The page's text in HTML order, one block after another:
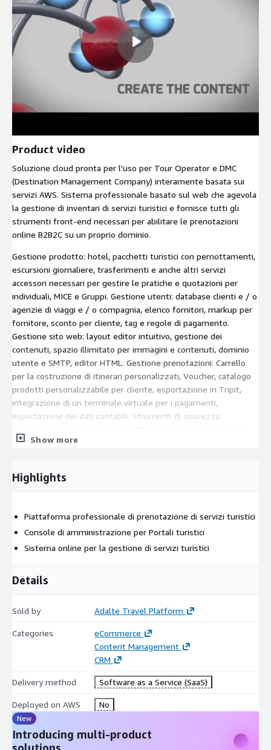
Product video
Soluzione cloud pronta per l'uso per Tour Operator e DMC
(Destination Management Company) interamente basata sui
servizi AWS. Sistema professionale basato sul web che agevola
la gestione di inventari di servizi turistici e fornisce tutti gli
strumenti front-end necessari per abilitare le prenotazioni
online B2B2C su un proprio dominio.
Gestione prodotto: hotel, pacchetti turistici con pernottamenti,
escursioni giornaliere, trasferimenti e anche altri servizi
accessori necessari per gestire le pratiche e quotazioni per
individuali, MICE e Gruppi. Gestione utenti: database clienti e / o
agenzie di viaggi e / o compagnia, elenco fornitori, markup per
fornitore, sconto per cliente, tag e regole di pagamento.
Gestione sito web: layout editor intuitivo, gestione dei
contenuti, spazio illimitato per immagini e contenuti, dominio
utente e SMTP, editor HTML. Gestione prenotazioni: Carrello
per la costruzione di itinerari personalizzati, Voucher, catalogo
prodotti personalizzabile per cliente, esportazione in Tripit,
integrazione di un terminale virtuale per i pagamenti,
esportazione dei dati contabili. Strumenti di sicurezza:
condivisi, certificato SSL di Amazon Domain, autenticazione IP
Inclusi: assistenza telefonica in Italiano, aggiornamenti
Partner di Adalte
Show more
Highlights
Piattaforma professionale di prenotazione di servizi turistici
Console di amministrazione per Portali turistici
Sistema online per la gestione di servizi turistici
Details
Sold by Adalte Travel Platform
Categories
eCommerce
Content Management
CRM
Delivery method Software as a Service (SaaS)
Deployed on AWS No
New
Introducing multi-product